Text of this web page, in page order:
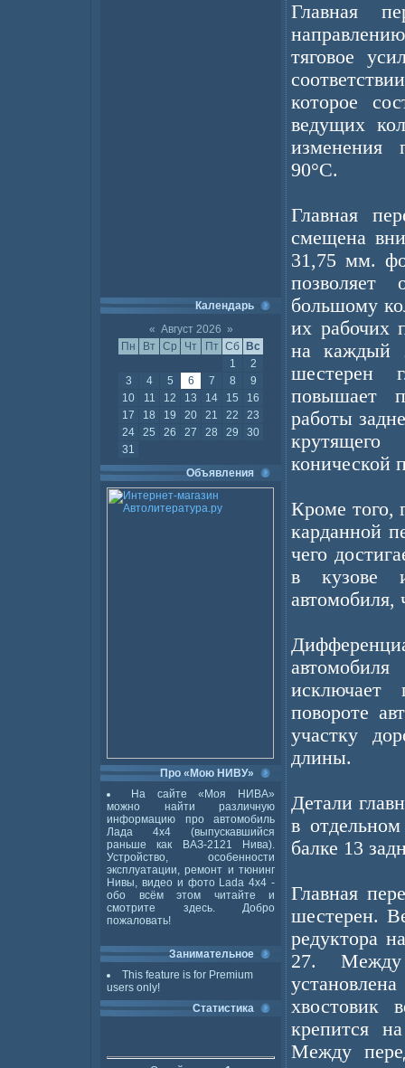
Календарь
« Август 2026 »
Пн
Вт Ср Чт Пт Сб
Вс
1
2
3
4 5 6 7 8
9
10
11 12 13 14 15
16
17
18 19 20 21 22
23
24
25 26 27 28 29
30
31
Объявления
Про «Мою НИВУ»
На сайте «Моя НИВА»
можно найти различную
информацию про автомобиль
Лада 4x4 (выпускавшийся
раньше как ВАЗ-2121 Нива).
Устройство, особенности
эксплуатации, ремонт и тюнинг
Нивы, видео и фото Lada 4x4 -
обо всём этом читайте и
смотрите здесь. Добро
пожаловать!
Занимательное
This feature is for Premium
users only!
Статистика
Главная
тяговое
которое
ведущих
изменения
90°С.
Главная
смещена
31,75 мм.
позволяет
большому
их рабочих
на каждый
шестерен
повышает
работы
конической
Кроме того,
карданной
чего
в кузове
автомобиля,
исключает
повороте
участку
длины.
Детали
в
балке 13
Главная
шестерен.
редуктора
27. Между
хвостовик
крепится
Между